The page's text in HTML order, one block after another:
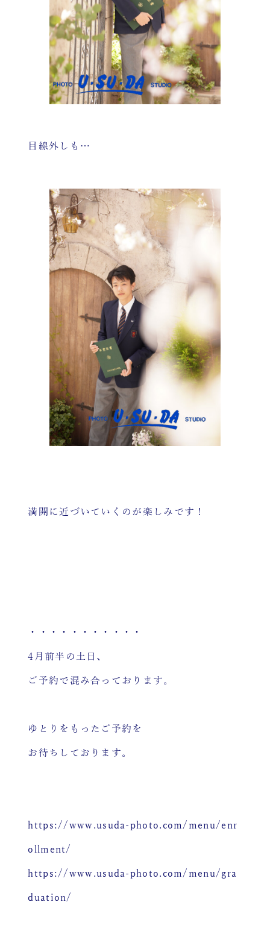
目線外しも…
満開に近づいていくのが楽しみです！
・・・・・・・・・・・
4月前半の土日、
ご予約で混み合っております。
ゆとりをもったご予約を
お待ちしております。
https://www.usuda-photo.com/menu/enr
ollment/
https://www.usuda-photo.com/menu/gra
duation/